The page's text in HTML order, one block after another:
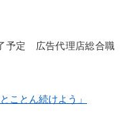
予定 広告代理店総合職
ことん続けよう」